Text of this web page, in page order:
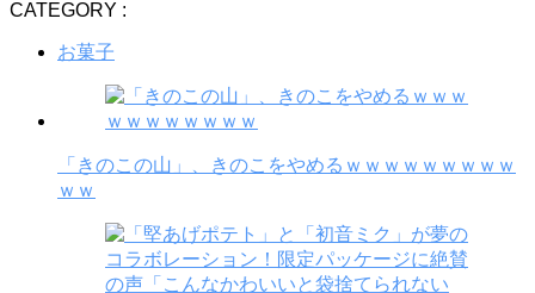
CATEGORY :
お菓子
「きのこの山」、きのこをやめるｗｗｗｗｗｗｗｗｗ
ｗｗ